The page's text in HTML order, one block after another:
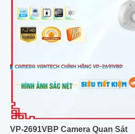
VP-2691VBP Camera Quan Sát